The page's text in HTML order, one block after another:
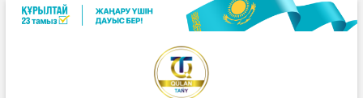
Skip